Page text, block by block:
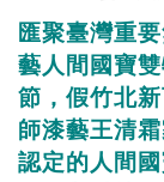
匯聚臺灣重
藝人間國寶
節，假竹北
師漆藝王清
認定的人間